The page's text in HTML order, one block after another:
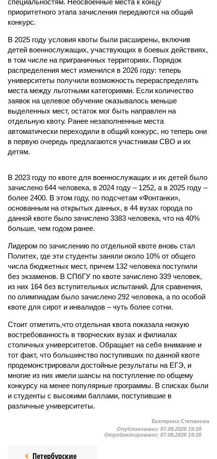
специальностям. Неосвоенные места к концу
приоритетного этапа зачисления передаются на общий
конкурс.
В 2025 году условия квоты были расширены, включив
детей военнослужащих, участвующих в боевых действиях,
в том числе на приграничных территориях. Порядок
распределения мест изменился в 2026 году: теперь
университеты получили возможность перераспределять
места между льготными категориями. Если количество
заявок на целевое обучение оказывалось меньше
выделенных мест, остаток мог быть направлен на
отдельную квоту. Ранее незаполненные места
автоматически переходили в общий конкурс, но теперь они
в первую очередь предлагаются участникам СВО и их
детям.
В 2023 году по квоте для военнослужащих и их детей было
зачислено 644 человека, в 2024 году – 1252, а в 2025 году –
более 2400. В этом году, по подсчетам «Фонтанки»,
основанным на открытых данных, в 44 вузах города по
данной квоте было зачислено 3383 человека, что на 40%
больше, чем годом ранее.
Лидером по зачислению по отдельной квоте вновь стал
Политех, где эти студенты заняли около 10% от общего
числа бюджетных мест, причем 132 человека поступили
без экзаменов. В СПбГУ по квоте зачислено 339 человек,
из них 164 без вступительных испытаний. Для сравнения,
по олимпиадам было зачислено 292 человека, а по особой
квоте для сирот и инвалидов – чуть более сотни.
Стоит отметить,что отдельная квота показала низкую
востребованность в творческих вузах и филиалах
столичных университетов. Обращает на себя внимание и
тот факт, что большинство поступивших по данной квоте
продемонстрировали достойные результаты на ЕГЭ, и
многие из них имели шансы на поступление по общему
конкурсу на менее популярные программы. В списках были
и студенты с высокими баллами, поступившие в
различные университеты.
Екатерина Степанова
Опубликовано: 07.08.2026 19:20
Отредактировано: 07.08.2026 19:20
Петербурские